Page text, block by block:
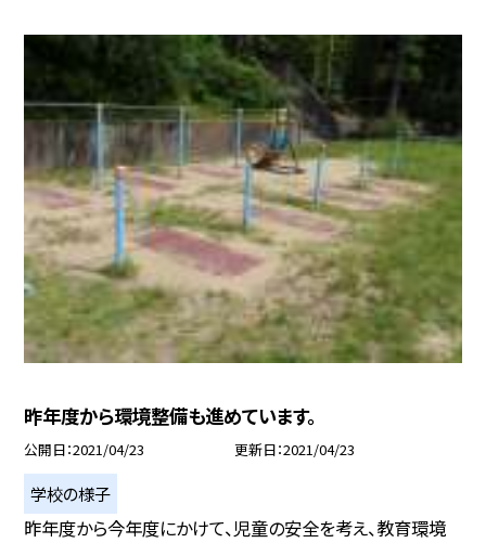
昨年度から環境整備も進めています。
公開日 2021/04/23 更新日 2021/04/23
学校の様子
昨年度から今年度にかけて、児童の安全を考え、教育環境